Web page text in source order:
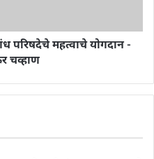
परिषदेचे महत्वाचे योगदान -
चव्हाण